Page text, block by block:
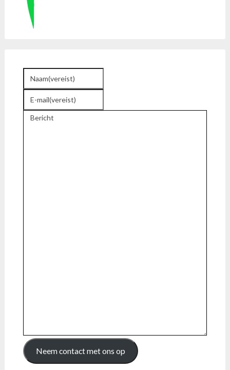
Naam(vereist)
E-mail(vereist)
Bericht
Neem contact met ons op